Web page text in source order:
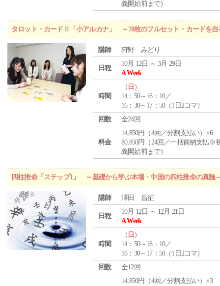
義開始前まで）
タロット・カードⅡ「小アルカナ」 ～78枚のフルセット・カードを自
講師 狩野 みどり
日程
10月 12日 ～ 3月 29日
A Week
時間
（ 日 ）
14：50～16：10／
16：30～17：50（1日2コマ）
回数
全24回
料金
14,850円（4回／分割支払い）×6
80,850円（24回／一括前納支払※
義開始前まで）
四柱推命「ステップ1」 ～基礎から学ぶ本場・中国の四柱推命の真髄
講師 澤田 昌征
日程
10月 12日 ～ 12月 21日
A Week
時間
（ 日 ）
14：50～16：10／
16：30～17：50（1日2コマ）
回数
全12回
14,850円（4回／分割支払い）×3